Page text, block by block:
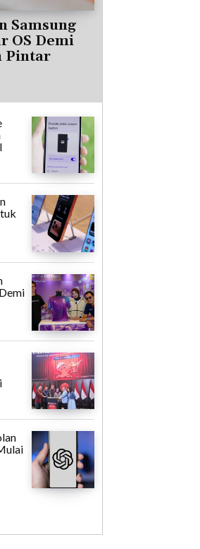
Samsung
OS Demi
Pintar